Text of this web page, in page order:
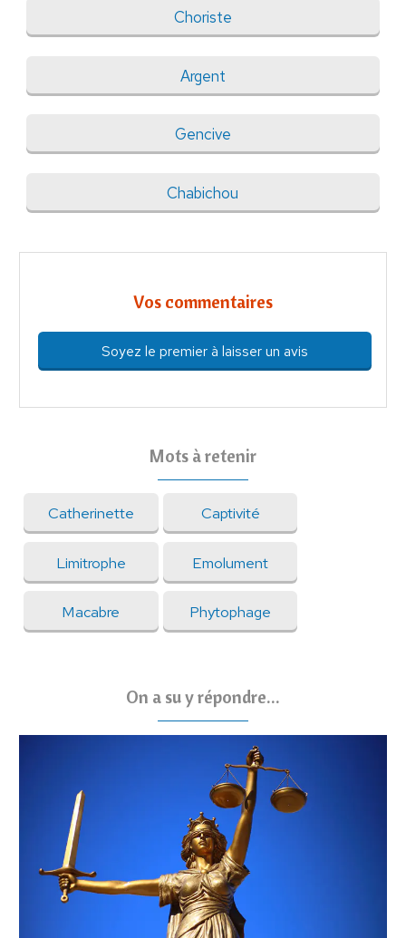
Choriste
Argent
Gencive
Chabichou
Vos commentaires
Soyez le premier à laisser un avis
Mots à retenir
Catherinette Captivité
Limitrophe Emolument
Macabre Phytophage
On a su y répondre...